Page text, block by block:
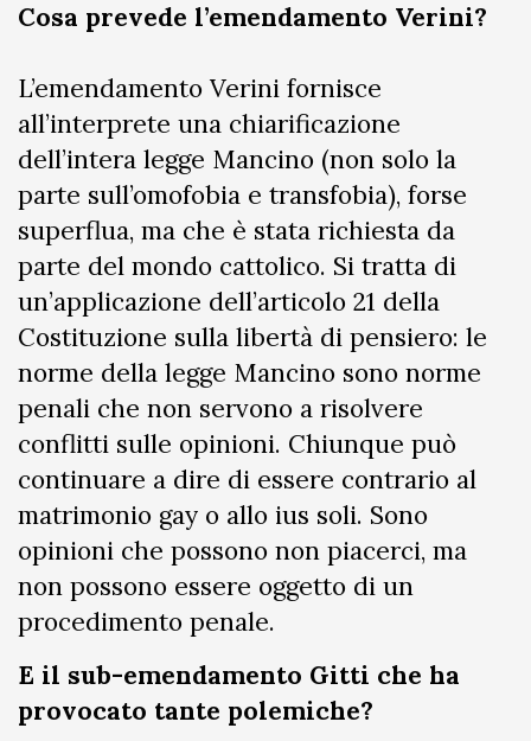
Cosa prevede l’emendamento Verini?
L’emendamento Verini fornisce
all’interprete una chiarificazione
dell’intera legge Mancino (non solo la
parte sull’omofobia e transfobia), forse
superflua, ma che è stata richiesta da
parte del mondo cattolico. Si tratta di
un’applicazione dell’articolo 21 della
Costituzione sulla libertà di pensiero: le
norme della legge Mancino sono norme
penali che non servono a risolvere
conflitti sulle opinioni. Chiunque può
continuare a dire di essere contrario al
matrimonio gay o allo ius soli. Sono
opinioni che possono non piacerci, ma
non possono essere oggetto di un
procedimento penale.
E il sub-emendamento Gitti che ha
provocato tante polemiche?